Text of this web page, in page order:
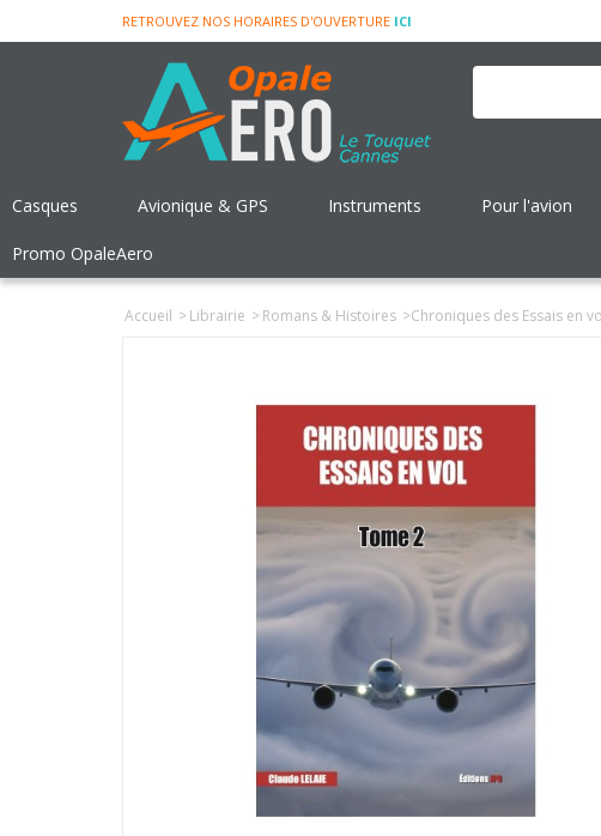
RETROUVEZ NOS HORAIRES D'OUVERTURE ICI
Casques Avionique & GPS Instruments Pour l'avion
Promo OpaleAero
Accueil >Librairie >Romans & Histoires >Chroniques des Essais en